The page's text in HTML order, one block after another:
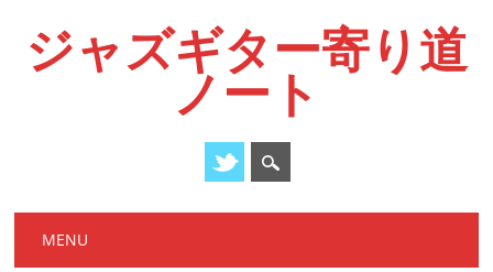
ジャズギター寄り道
ノート
Main menu
MENU